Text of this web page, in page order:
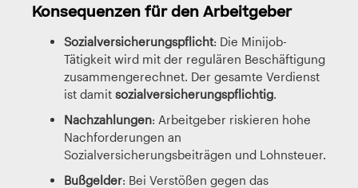
Konsequenzen für den Arbeitgeber
Sozialversicherungspflicht: Die Minijob-
Tätigkeit wird mit der regulären Beschäftigung
zusammengerechnet. Der gesamte Verdienst
ist damit sozialversicherungspflichtig.
Nachzahlungen: Arbeitgeber riskieren hohe
Nachforderungen an
Sozialversicherungsbeiträgen und Lohnsteuer.
Bußgelder: Bei Verstößen gegen das